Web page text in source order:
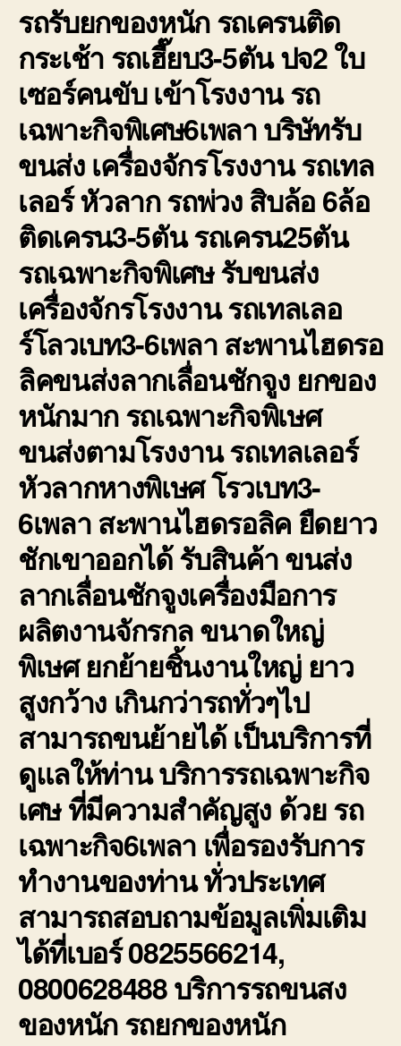
รถรับยกของหนัก รถเครนติด
กระเช้า รถเฮี๊ยบ3-5ตัน ปจ2 ใบ
เซอร์คนขับ เข้าโรงงาน รถ
เฉพาะกิจพิเศษ6เพลา บริษัทรับ
ขนส่ง เครื่องจักรโรงงาน รถเทล
เลอร์ หัวลาก รถพ่วง สิบล้อ 6ล้อ
ติดเครน3-5ตัน รถเครน25ตัน
รถเฉพาะกิจพิเศษ รับขนส่ง
เครื่องจักรโรงงาน รถเทลเลอ
ร์โลวเบท3-6เพลา สะพานไฮดรอ
ลิคขนส่งลากเลื่อนชักจูง ยกของ
หนักมาก รถเฉพาะกิจพิเษศ
ขนส่งตามโรงงาน รถเทลเลอร์
หัวลากหางพิเษศ โรวเบท3-
6เพลา สะพานไฮดรอลิค ยืดยาว
ชักเขาออกได้ รับสินค้า ขนส่ง
ลากเลื่อนชักจูงเครื่องมือการ
ผลิตงานจักรกล ขนาดใหญ่
พิเษศ ยกย้ายชิ้นงานใหญ่ ยาว
สูงกว้าง เกินกว่ารถทั่วๆไป
สามารถขนย้ายได้ เป็นบริการที่
ดูแลให้ท่าน บริการรถเฉพาะกิจ
เศษ ที่มีความสำคัญสูง ด้วย รถ
เฉพาะกิจ6เพลา เพื่อรองรับการ
ทำงานของท่าน ทั่วประเทศ
สามารถสอบถามข้อมูลเพิ่มเติม
ได้ที่เบอร์ 0825566214,
0800628488 บริการรถขนสง
ของหนัก รถยกของหนัก